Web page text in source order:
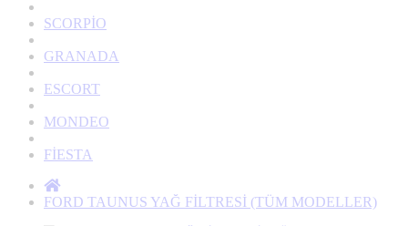
SCORPİO
GRANADA
ESCORT
MONDEO
FİESTA
FORD TAUNUS YAĞ FİLTRESİ (TÜM MODELLER)